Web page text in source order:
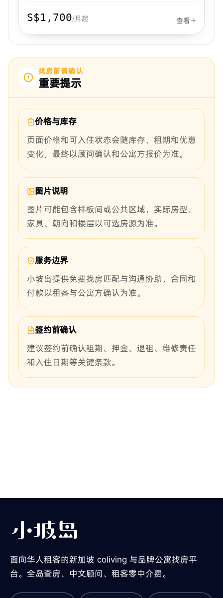
S$1,700/月起 查看
找房前请确认
重要提示
价格与库存
页面价格和可入住状态会随库存、租期和优惠
变化，最终以顾问确认和公寓方报价为准。
图片说明
图片可能包含样板间或公共区域，实际房型、
家具、朝向和楼层以可选房源为准。
服务边界
小坡岛提供免费找房匹配与沟通协助，合同和
付款以租客与公寓方确认为准。
签约前确认
建议签约前确认租期、押金、退租、维修责任
和入住日期等关键条款。
面向华人租客的新加坡 coliving 与品牌公寓找房平
台。全岛查房、中文顾问、租客零中介费。